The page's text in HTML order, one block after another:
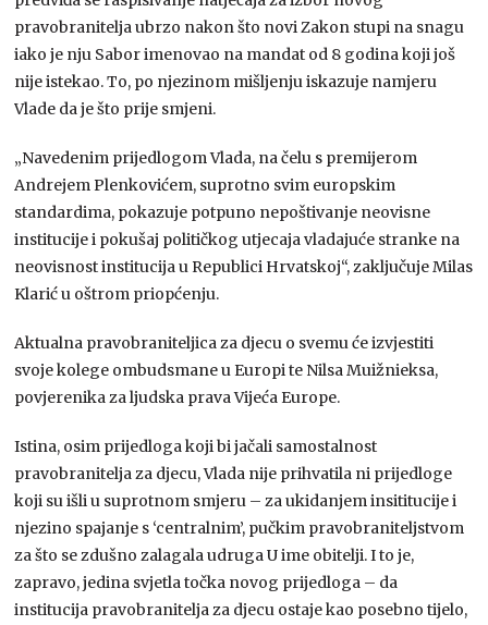
pravobranitelja ubrzo nakon što novi Zakon stupi na snagu
iako je nju Sabor imenovao na mandat od 8 godina koji još
nije istekao. To, po njezinom mišljenju iskazuje namjeru
Vlade da je što prije smjeni.
„Navedenim prijedlogom Vlada, na čelu s premijerom
Andrejem Plenkovićem, suprotno svim europskim
standardima, pokazuje potpuno nepoštivanje neovisne
institucije i pokušaj političkog utjecaja vladajuće stranke na
neovisnost institucija u Republici Hrvatskoj“, zaključuje Milas
Klarić u oštrom priopćenju.
Aktualna pravobraniteljica za djecu o svemu će izvjestiti
svoje kolege ombudsmane u Europi te Nilsa Muižnieksa,
povjerenika za ljudska prava Vijeća Europe.
Istina, osim prijedloga koji bi jačali samostalnost
pravobranitelja za djecu, Vlada nije prihvatila ni prijedloge
koji su išli u suprotnom smjeru – za ukidanjem insititucije i
njezino spajanje s ‘centralnim’, pučkim pravobraniteljstvom
za što se zdušno zalagala udruga U ime obitelji. I to je,
zapravo, jedina svjetla točka novog prijedloga – da
institucija pravobranitelja za djecu ostaje kao posebno tijelo,